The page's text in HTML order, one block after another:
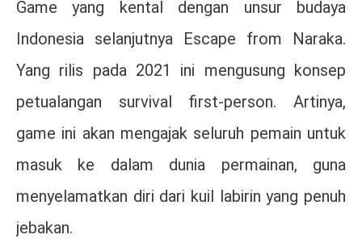
Game yang kental dengan unsur budaya
Indonesia selanjutnya Escape from Naraka.
Yang rilis pada 2021 ini mengusung konsep
petualangan survival first-person. Artinya,
game ini akan mengajak seluruh pemain untuk
masuk ke dalam dunia permainan, guna
menyelamatkan diri dari kuil labirin yang penuh
jebakan.